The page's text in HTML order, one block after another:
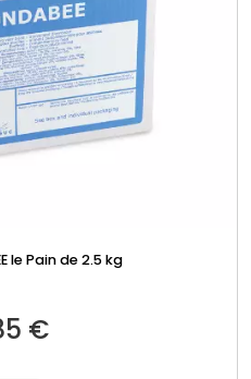
le Pain de 2.5 kg
€